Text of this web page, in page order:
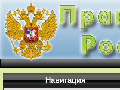
Навигация